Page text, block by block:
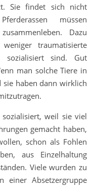
Sie findet sich nicht
müssen
Dazu
traumatisierte
sind. Gut
man solche Tiere in
haben dann wirklich
weil sie viel
gemacht haben,
schon als Fohlen
aus Einzelhaltung
Viele wurden zu
Absetzergruppe